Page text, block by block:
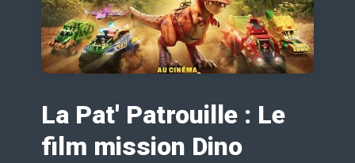
La Pat' Patrouille : Le
film mission Dino